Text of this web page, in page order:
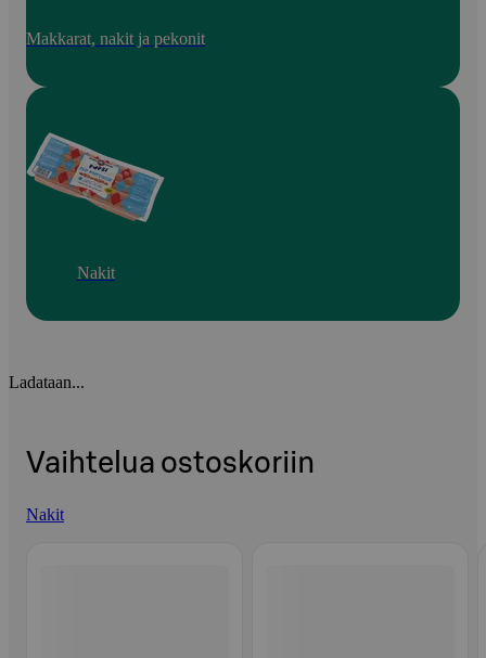
Makkarat, nakit ja pekonit
Nakit
Ladataan...
Vaihtelua ostoskoriin
Nakit